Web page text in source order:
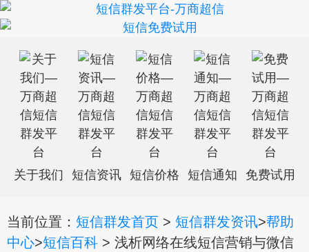
关于我们 短信资讯 短信价格 短信通知 免费试用
当前位置： 短信群发首页 > 短信群发资讯>帮助
中心>短信百科 > 浅析网络在线短信营销与微信